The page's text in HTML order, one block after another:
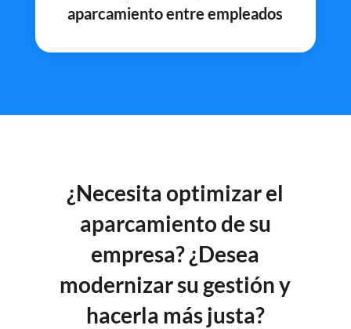
aparcamiento entre empleados
¿Necesita optimizar el
aparcamiento de su
empresa? ¿Desea
modernizar su gestión y
hacerla más justa?